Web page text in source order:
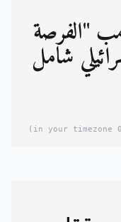
"الفرصة
شامل